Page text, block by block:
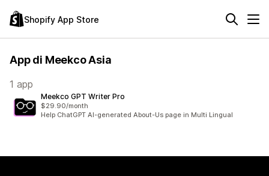
Shopify App Store
App di Meekco Asia
1 app
Meekco GPT Writer Pro
$29.90/month
Help ChatGPT AI-generated About-Us page in Multi Lingual